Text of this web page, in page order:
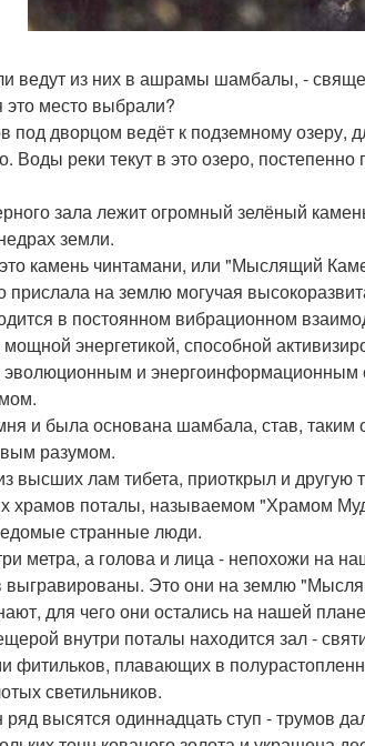
ведут из них в ашрамы шамбалы, -
место выбрали?
под дворцом ведёт к подземному озеру,
Воды реки текут в это озеро,
зала лежит огромный зелёный
земли.
камень чинтамани, или "Мыслящий
прислала на землю могучая
в постоянном вибрационном
энергетикой, способной
и энергоинформационным
и была основана шамбала, став,
разумом.
высших лам тибета, приоткрыл и другую
храмов поталы, называемом "Храмом
странные люди.
метра, а голова и лица - непохожи на
выгравированы. Это они на землю
для чего они остались на нашей
внутри поталы находится зал -
фитильков, плавающих в
светильников.
высятся одиннадцать ступ - трумов